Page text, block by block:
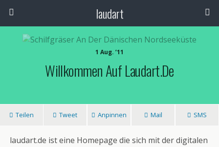
laudart
1 Aug. ’11
Willkommen Auf Laudart.de
Teilen Tweet Anpinnen Mail SMS
laudart.de ist eine Homepage die sich mit der digitalen